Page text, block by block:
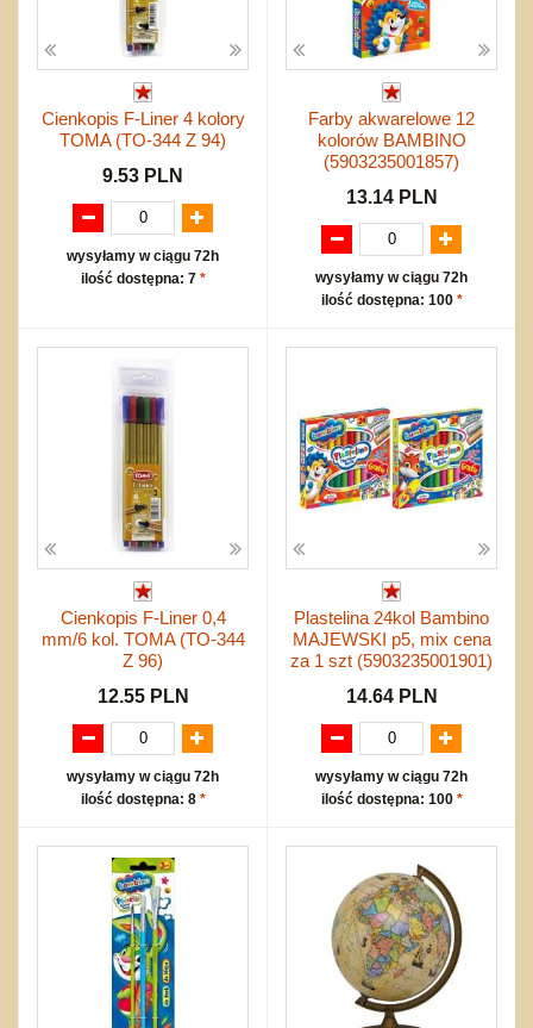
Cienkopis F-Liner 4 kolory
TOMA (TO-344 Z 94)
9.53 PLN
wysyłamy w ciągu 72h
ilość dostępna: 7 *
Farby akwarelowe 12
kolorów BAMBINO
(5903235001857)
13.14 PLN
wysyłamy w ciągu 72h
ilość dostępna: 100 *
Cienkopis F-Liner 0,4
mm/6 kol. TOMA (TO-344
Z 96)
12.55 PLN
wysyłamy w ciągu 72h
ilość dostępna: 8 *
Plastelina 24kol Bambino
MAJEWSKI p5, mix cena
za 1 szt (5903235001901)
14.64 PLN
wysyłamy w ciągu 72h
ilość dostępna: 100 *